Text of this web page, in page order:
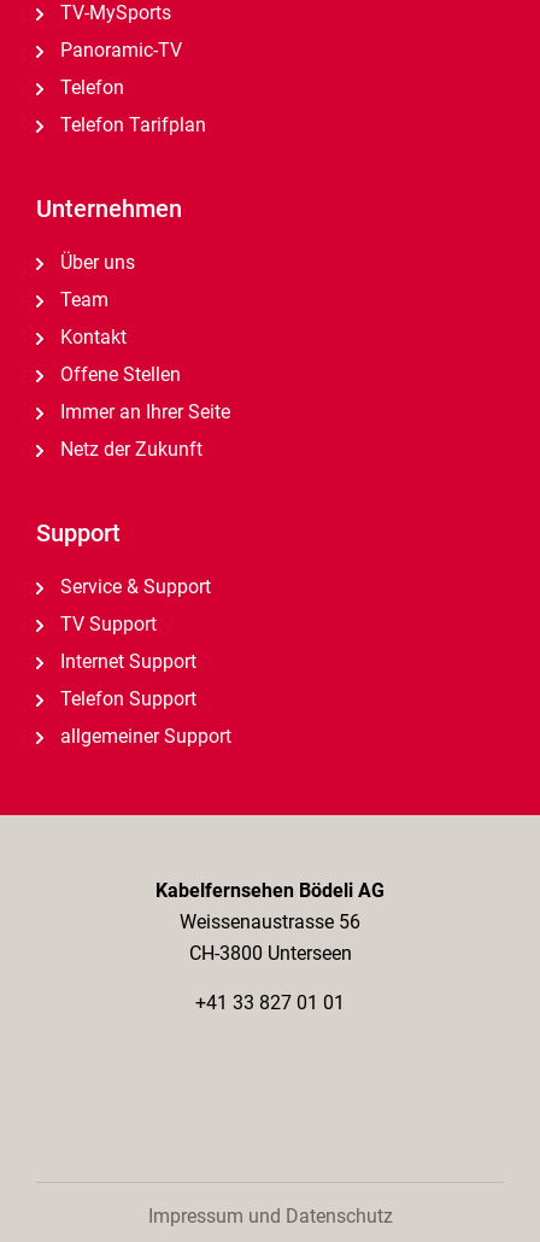
TV-MySports
Panoramic-TV
Telefon
Telefon Tarifplan
Unternehmen
Über uns
Team
Kontakt
Offene Stellen
Immer an Ihrer Seite
Netz der Zukunft
Support
Service & Support
TV Support
Internet Support
Telefon Support
allgemeiner Support
Kabelfernsehen Bödeli AG
Weissenaustrasse 56
CH-3800 Unterseen
+41 33 827 01 01
Impressum und Datenschutz